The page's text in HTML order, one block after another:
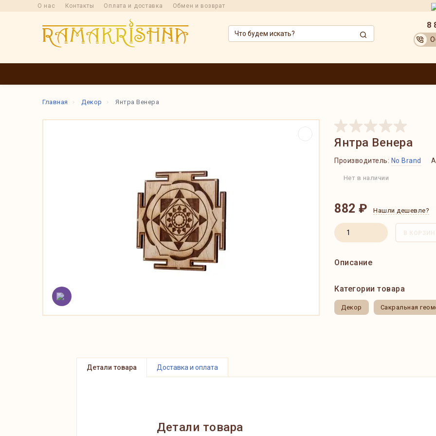
О нас Контакты Оплата и доставка Обмен и возврат
8
Главная Декор Янтра Венера
Янтра Венера
Производитель: No Brand
Нет в наличии
882 ₽ Нашли дешевле?
В
Описание
Категории товара
Декор Сакральная
Детали товара Доставка и оплата
Детали товара